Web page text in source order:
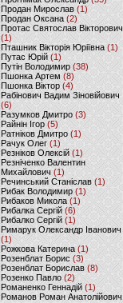
Продан Мирослав(1)
Продан Оксана (2)
Протас Святослав Вікторович
(1)
Пташник Вікторія Юріївна (1)
Путас Юрій (1)
Путін Володимир(38)
Пшонка Артем (8)
Пшонка Віктор(4)
Рабінович Вадим Зіновійович
(6)
Разумков Дмитро (3)
Райнін Ігор(5)
Ратніков Дмитро (1)
Рачук Олег (1)
Резніков Олексій(1)
Резніченко Валентин
Михайлович (1)
Речинський Станіслав (1)
Рибак Володимир(1)
Рибаков Микола(1)
Рибалка Сергій (6)
Рибалко Сергій (1)
Римарук Олександр Іванович
(1)
Рожкова Катерина(1)
Розенблат Борис (3)
Розенблат Борислав (8)
Розенко Павло (2)
Романенко Геннадій (1)
Романов Роман Анатолійович